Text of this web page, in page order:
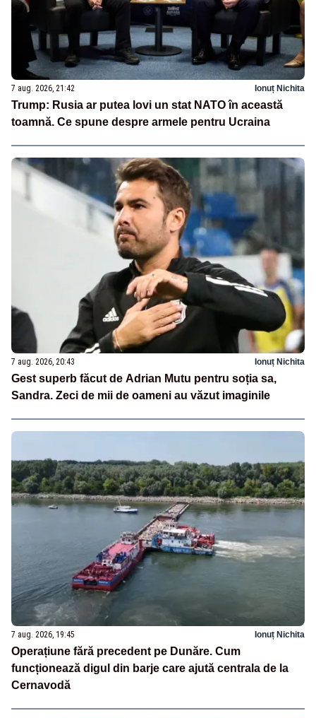
7 aug. 2026, 21:42 Ionuț Nichita
Trump: Rusia ar putea lovi un stat NATO în această
toamnă. Ce spune despre armele pentru Ucraina
7 aug. 2026, 20:43 Ionuț Nichita
Gest superb făcut de Adrian Mutu pentru soția sa,
Sandra. Zeci de mii de oameni au văzut imaginile
7 aug. 2026, 19:45 Ionuț Nichita
Operațiune fără precedent pe Dunăre. Cum
funcționează digul din barje care ajută centrala de la
Cernavodă